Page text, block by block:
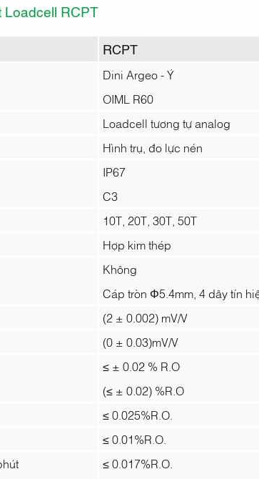
Loadcell RCPT
RCPT
Dini Argeo - Ý
OIML R60
Loadcell tương tự analog
Hình trụ, đo lực nén
IP67
C3
10T, 20T, 30T, 50T
Hợp kim thép
Không
Cáp tròn Φ5.4mm, 4 dây tín
(2 ± 0.002) mV/V
(0 ± 0.03)mV/V
≤ ± 0.02 % R.O
(≤ ± 0.02) %R.O
≤ 0.025%R.O.
≤ 0.01%R.O.
≤ 0.017%R.O.